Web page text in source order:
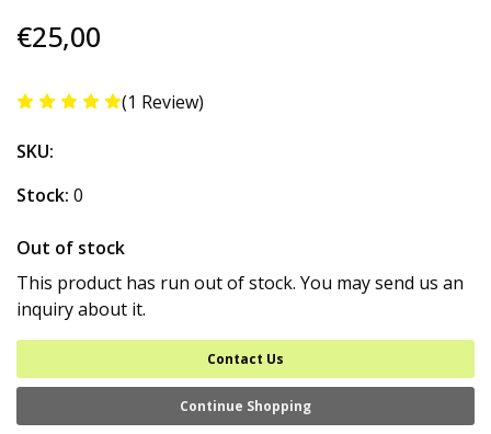
€25,00
(1 Review)
SKU:
Stock: 0
Out of stock
This product has run out of stock. You may send us an
inquiry about it.
Contact Us
Continue Shopping